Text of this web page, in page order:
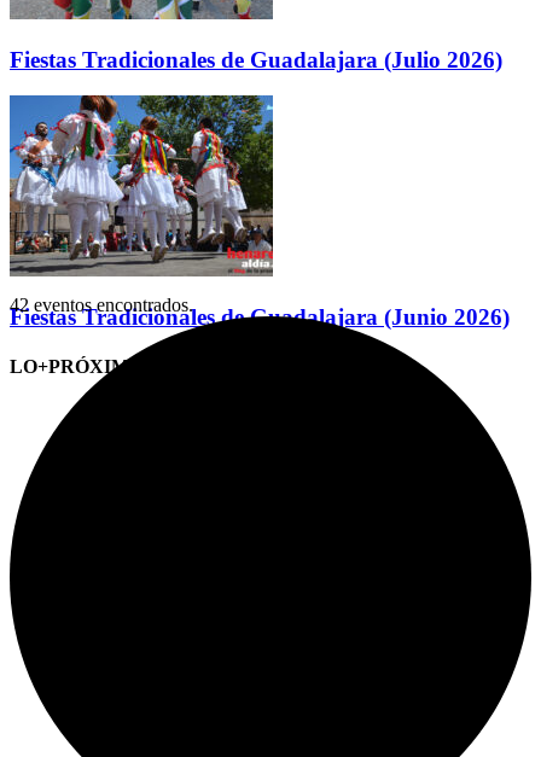
Fiestas Tradicionales de Guadalajara (Julio 2026)
Fiestas Tradicionales de Guadalajara (Junio 2026)
LO+PRÓXIMO (CITAS)
42 eventos encontrados.